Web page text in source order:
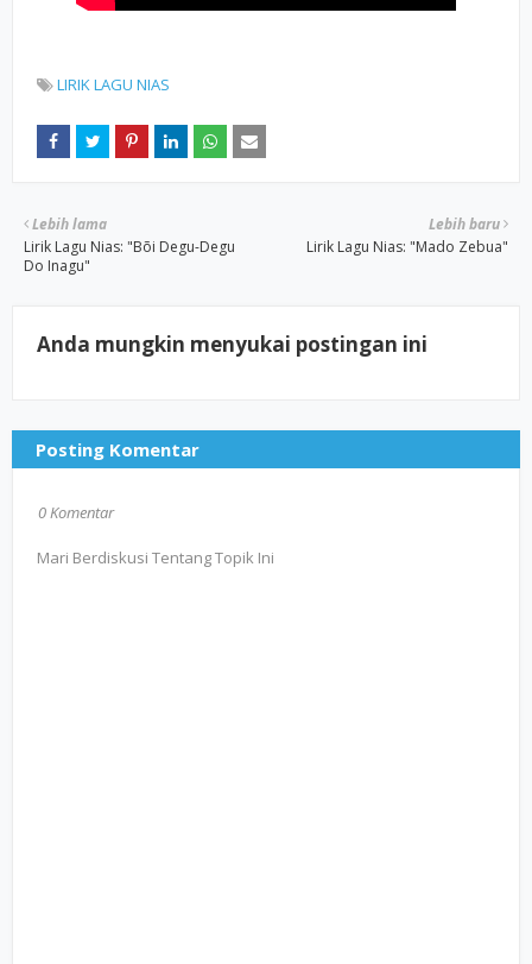
LIRIK LAGU NIAS
Lebih baru
Lirik Lagu Nias: "Mado Zebua"
Lebih lama
Lirik Lagu Nias: "Bõi Degu-Degu
Do Inagu"
Anda mungkin menyukai postingan ini
Posting Komentar
0 Komentar
Mari Berdiskusi Tentang Topik Ini